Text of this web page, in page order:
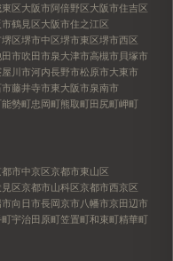
区大阪市阿倍野区大阪市住吉区
鶴見区大阪市住之江区
区堺市中区堺市東区堺市西区
市吹田市泉大津市高槻市 貝塚市
川市河内長野市松原市大東市
藤井寺市東大阪市泉南市
能勢町忠岡町熊取町田尻町岬町
都市中京区京都市東山区
区京都市山科区京都市西京区
向日市長岡京市八幡市京田辺市
宇治田原町笠置町和束町精華町